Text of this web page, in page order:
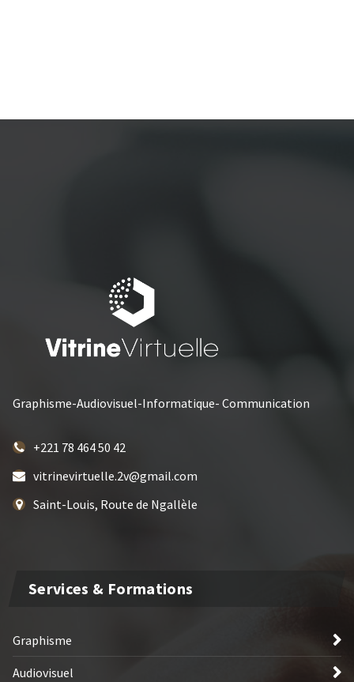
Graphisme-Audiovisuel-Informatique- Communication
+221 78 464 50 42
vitrinevirtuelle.2v@gmail.com
Saint-Louis, Route de Ngallèle
Services & Formations
Graphisme
Audiovisuel